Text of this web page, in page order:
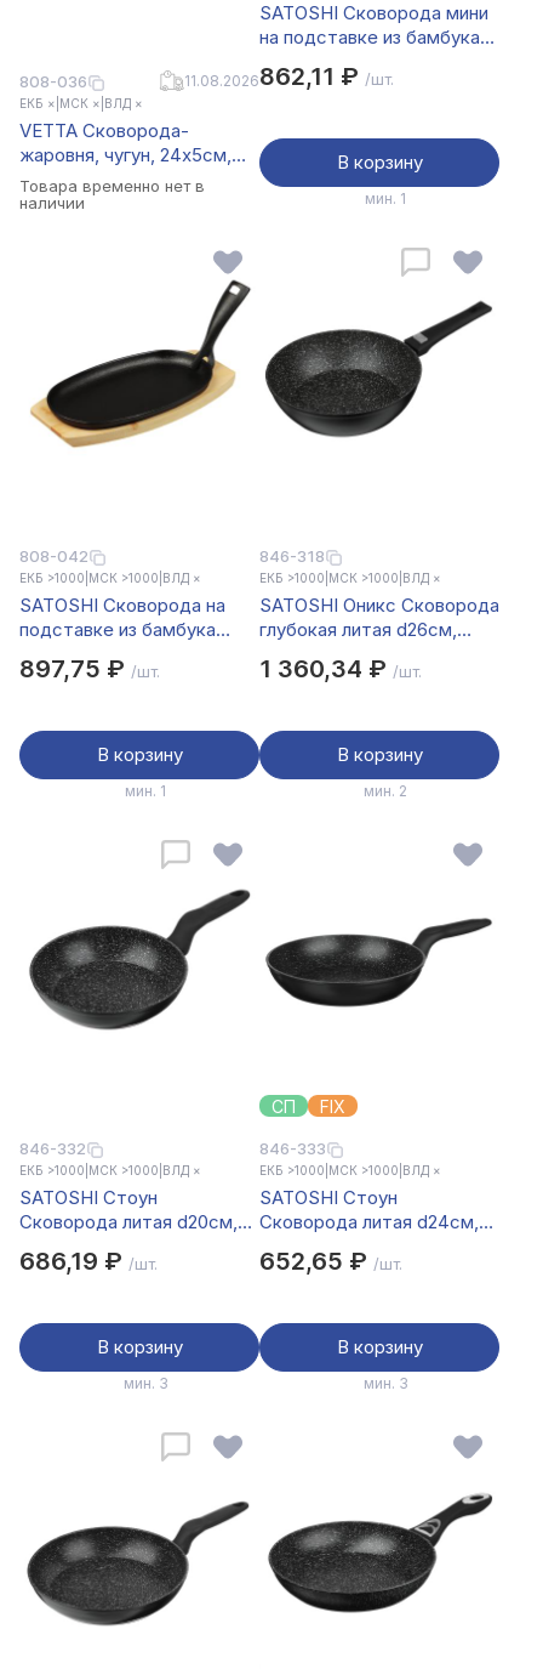
808-036 11.08.2026
ЕКБ × МСК × ВЛД ×
VETTA Сковорода-
жаровня, чугун, 24х5см,
индукция
Товара временно нет в
наличии
SATOSHI Сковорода мини
на подставке из бамбука
индукция
862,11 ₽ /шт.
В корзину
мин. 1
808-042
ЕКБ >1000 МСК >1000 ВЛД ×
SATOSHI Сковорода на
подставке из бамбука
съемной ручкой,
897,75 ₽ /шт.
В корзину
мин. 1
846-318
ЕКБ >1000 МСК >1000 ВЛД ×
SATOSHI Оникс Сковорода
глубокая литая d26см,
"мрамор", съемная ручка,
1 360,34 ₽ /шт.
В корзину
мин. 2
846-332
ЕКБ >1000 МСК >1000 ВЛД ×
SATOSHI Стоун
Сковорода литая d20см,
Мрамор, индукция
686,19 ₽ /шт.
В корзину
мин. 3
СП FIX
846-333
ЕКБ >1000 МСК >1000 ВЛД ×
SATOSHI Стоун
Сковорода литая d24см,
Мрамор, индукция
652,65 ₽ /шт.
В корзину
мин. 3